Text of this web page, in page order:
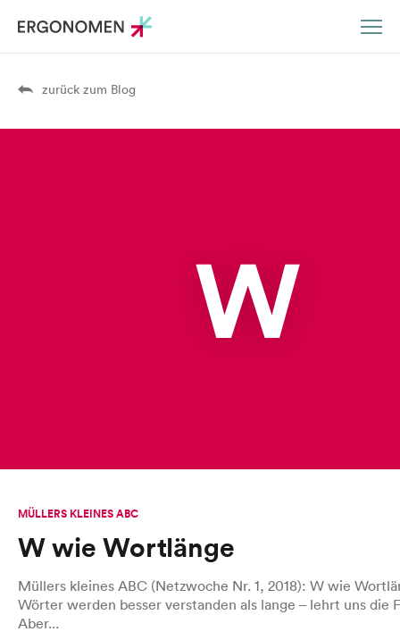
W
zurück zum Blog
MÜLLERS KLEINES ABC
W wie Wortlänge
Müllers kleines ABC (Netzwoche Nr. 1, 2018): W wie
Wörter werden besser verstanden als lange – lehrt uns die
Aber...
DE EN